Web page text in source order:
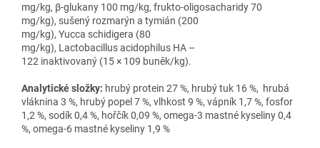
mg/kg, β-glukany 100 mg/kg, frukto-oligosacharidy 70
mg/kg), sušený rozmarýn a tymián (200
mg/kg), Yucca schidigera (80
mg/kg), Lactobacillus acidophilus HA –
122 inaktivovaný (15 × 109 buněk/kg).
Analytické složky: hrubý protein 27 %, hrubý tuk 16 %, hrubá
vláknina 3 %, hrubý popel 7 %, vlhkost 9 %, vápník 1,7 %, fosfor
1,2 %, sodík 0,4 %, hořčík 0,09 %, omega-3 mastné kyseliny 0,4
%, omega-6 mastné kyseliny 1,9 %